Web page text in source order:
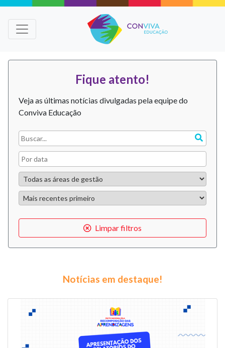
Fique atento!
Veja as últimas notícias divulgadas pela equipe do
Conviva Educação
Limpar filtros
Notícias em destaque!